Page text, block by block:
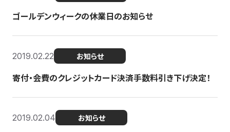
ゴールデンウィークの休業日のお知らせ
2019.02.22 お知らせ
寄付・会費のクレジットカード決済手数料引き下げ決定！
2019.02.04 お知らせ